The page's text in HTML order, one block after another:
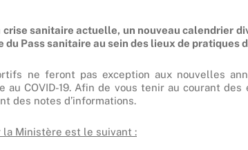
crise sanitaire actuelle, un nouveau calendrier
du Pass sanitaire au sein des lieux de pratiques
ne feront pas exception aux nouvelles
au COVID-19. Afin de vous tenir au courant
des notes d’informations.
Ministère est le suivant :